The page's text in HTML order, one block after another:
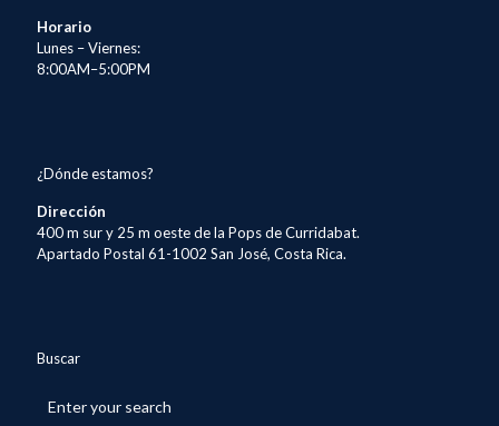
Horario
Lunes – Viernes:
8:00AM–5:00PM
¿Dónde estamos?
Dirección
400 m sur y 25 m oeste de la Pops de Curridabat.
Apartado Postal 61-1002 San José, Costa Rica.
Buscar